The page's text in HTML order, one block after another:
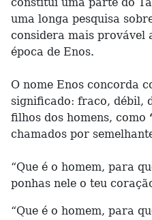
uma longa pesquisa
considera mais provável
época de Enos.
O nome Enos concorda
significado: fraco, débil,
filhos dos homens, como
chamados por
“Que é o homem, para
ponhas nele o teu
“Que é o homem, para